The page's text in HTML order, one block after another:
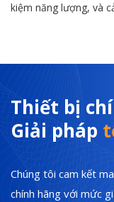
kiệm năng lượng, và
Thiết bị
Giải pháp
Chúng tôi cam kết
chính hãng với mức